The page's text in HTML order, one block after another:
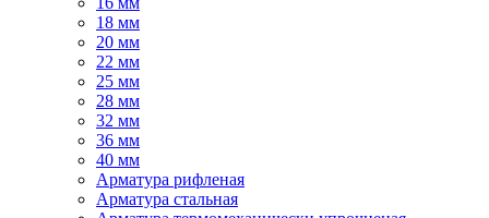
18 мм
20 мм
22 мм
25 мм
28 мм
32 мм
36 мм
40 мм
Арматура рифленая
Арматура стальная